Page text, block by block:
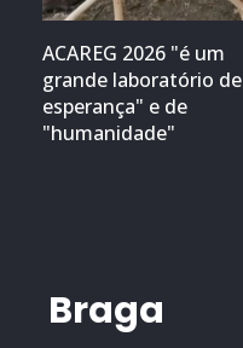
ACAREG 2026 "é um
grande laboratório de
esperança" e de
"humanidade"
Braga